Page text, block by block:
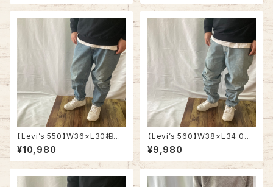
ブルーデニム ライトブルー ジー
バギーパンツ アメリカ USA 古
ブルーデニム ライトブルー ジー
ト アメリカ USA 古着
【Levi’s 550】W36×L30相当
90s Denim Pants Jeans リ
ーバイス 550 ブルーデニム ラ
イトブルー ジーンズ テーパード
¥10,980
【Levi’s 560】W38×L34 00s
Denim Jeans リーバイス 560
ブルーデニム ライトブルー ジー
ンズ テーパード ルーズフィット
着
¥9,980